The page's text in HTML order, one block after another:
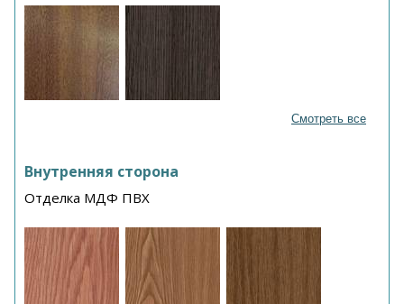
Смотреть все
Внутренняя сторона
Отделка МДФ ПВХ